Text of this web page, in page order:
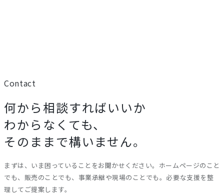
Contact
何から相談すればいいか
わからなくても、
そのままで構いません。
まずは、いま困っていることをお聞かせください。ホームページのこと
でも、販売のことでも、事業承継や現場のことでも。必要な支援を整
理してご提案します。